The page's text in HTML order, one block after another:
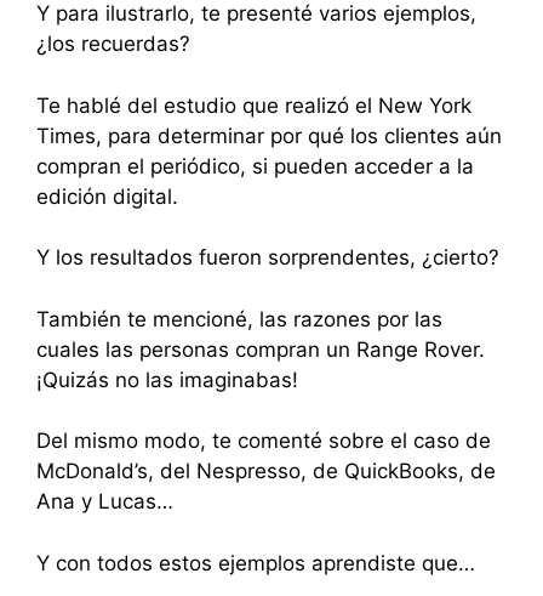
Y para ilustrarlo, te presenté varios ejemplos,
¿los recuerdas?
Te hablé del estudio que realizó el New York
Times, para determinar por qué los clientes aún
compran el periódico, si pueden acceder a la
edición digital.
Y los resultados fueron sorprendentes, ¿cierto?
También te mencioné, las razones por las
cuales las personas compran un Range Rover.
¡Quizás no las imaginabas!
Del mismo modo, te comenté sobre el caso de
McDonald’s, del Nespresso, de QuickBooks, de
Ana y Lucas…
Y con todos estos ejemplos aprendiste que…